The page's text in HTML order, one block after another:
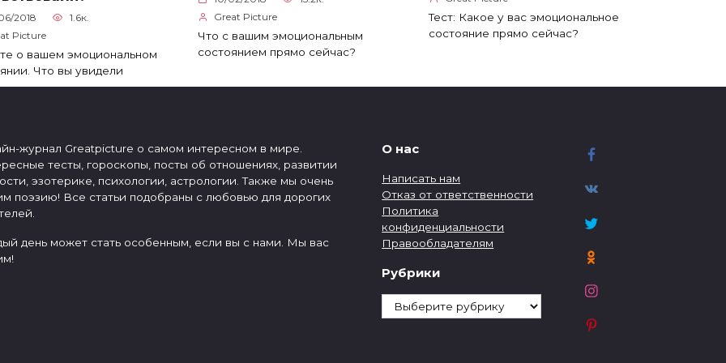
2018
1.6к.
Picture
о вашем эмоциональном
Что вы увидели
Great Picture
Что с вашим эмоциональным
состоянием прямо сейчас?
Тест: Какое у вас эмоциональное
состояние прямо сейчас?
журнал Greatpicture о самом интересном в мире.
тесты, гороскопы, посты об отношениях, развитии
эзотерике, психологии, астрологии. Также мы очень
поэзию! Все статьи подобраны с любовью для дорогих
день может стать особенным, если вы с нами. Мы вас
О нас
Написать нам
Отказ от ответственности
Политика
конфиденциальности
Правообладателям
Рубрики
Рубрики